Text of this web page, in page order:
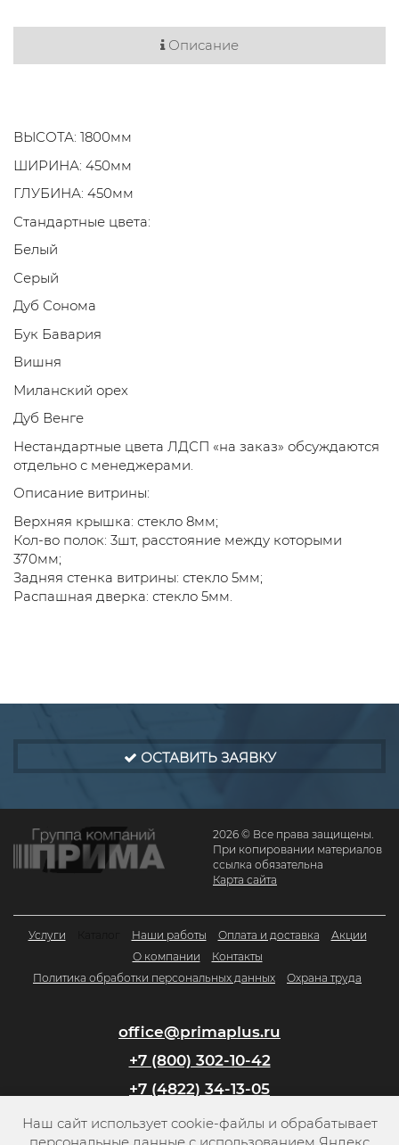
Описание
ВЫСОТА: 1800мм
ШИРИНА: 450мм
ГЛУБИНА: 450мм
Стандартные цвета:
Белый
Серый
Дуб Сонома
Бук Бавария
Вишня
Миланский орех
Дуб Венге
Нестандартные цвета ЛДСП «на заказ» обсуждаются
отдельно с менеджерами.
Описание витрины:
Верхняя крышка: стекло 8мм;
Кол-во полок: 3шт, расстояние между которыми
370мм;
Задняя стенка витрины: стекло 5мм;
Распашная дверка: стекло 5мм.
ОСТАВИТЬ ЗАЯВКУ
2026 © Все права защищены.
При копировании материалов
ссылка обязательна
Карта сайта
Услуги Наши работы Оплата и доставка
Акции
О компании
Контакты
Политика обработки персональных данных
Охрана труда
office@primaplus.ru
+7 (800) 302-10-42
+7 (4822) 34-13-05
Заказать обратный звонок
Наш сайт использует cookie-файлы и обрабатывает